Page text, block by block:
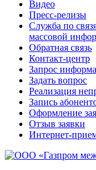
Видео
Пресс-релизы
Служба по
массовой
Обратная связь
Контакт-центр
Запрос
Задать вопрос
Реализация
Запись
Оформление
Отзыв заявки
Интернет-